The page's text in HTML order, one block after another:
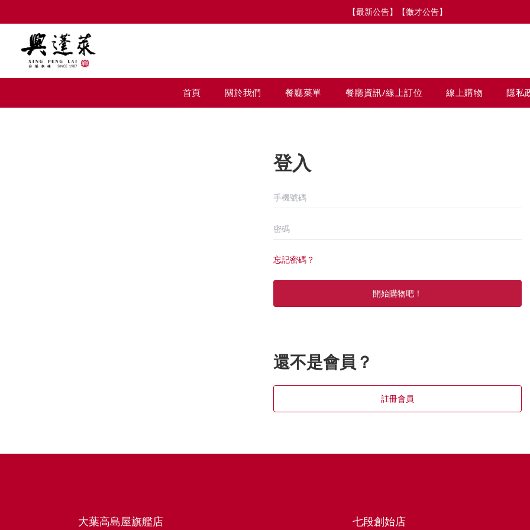
【最新公告】【徵才公告】
首頁 關於我們 餐廳菜單 餐廳資訊/線上訂位 線上購物 隱私
登入
忘記密碼？
開始購物吧！
還不是會員？
註冊會員
大葉高島屋旗艦店 七段創始店